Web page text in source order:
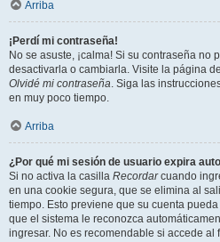
Arriba
¡Perdí mi contraseña!
No se asuste, ¡calma! Si su contraseña no
desactivarla o cambiarla. Visite la página
Olvidé mi contraseña. Siga las
en muy poco tiempo.
Arriba
¿Por qué mi sesión de usuario expira
Si no activa la casilla Recordarcuando
en una cookie segura, que se elimina al
tiempo. Esto previene que su cuenta
que el sistema le reconozca
ingresar. No es recomendable si accede al